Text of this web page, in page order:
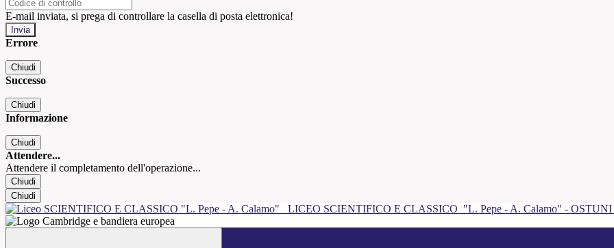
E-mail inviata, si prega di controllare la casella di posta elettronica!
Errore
Chiudi
Successo
Chiudi
Informazione
Chiudi
Attendere...
Attendere il completamento dell'operazione...
Chiudi
Chiudi
LICEO SCIENTIFICO E CLASSICO "L. Pepe - A. Calamo" - OSTUNI